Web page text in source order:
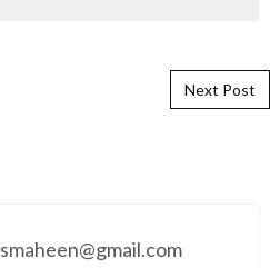
Next Post
smaheen@gmail.com